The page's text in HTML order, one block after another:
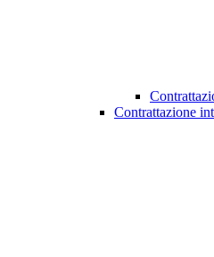
Contrattazione